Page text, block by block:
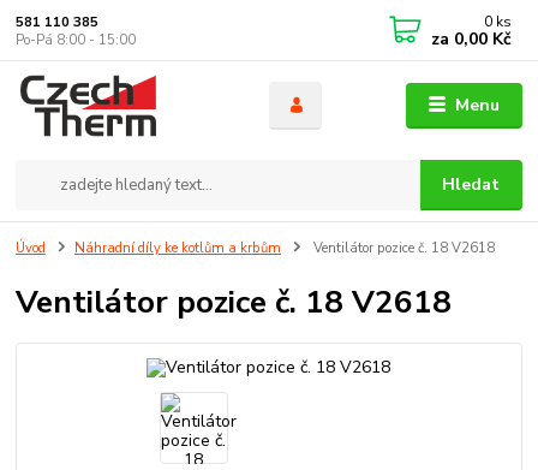
Menu
Hledat
581 110 385
Po-Pá 8:00 - 15:00
0 ks
za 0,00 Kč
Úvod Náhradní díly ke kotlům a krbům Ventilátor pozice č. 18 V2618
Ventilátor pozice č. 18 V2618